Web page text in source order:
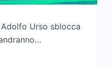
Urso sblocca